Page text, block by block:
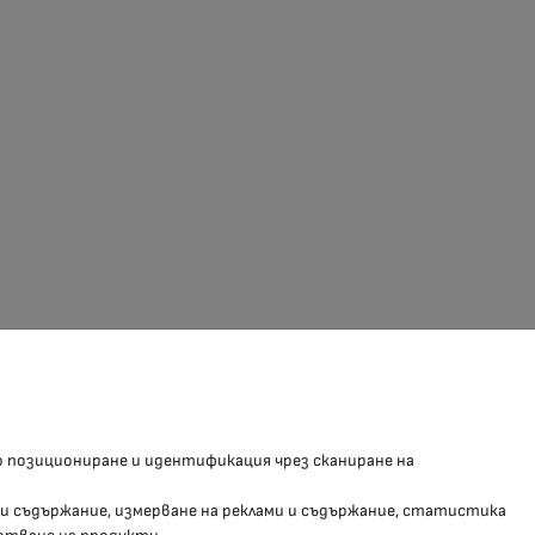
Instragram профил
позициониране и идентификация чрез сканиране на
съдържание, измерване на реклами и съдържание, статистика